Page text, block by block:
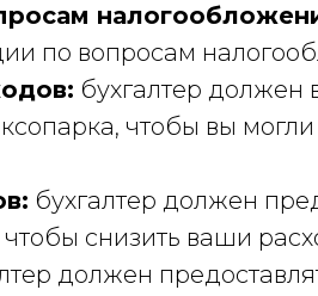
по вопросам
бухгалтер должен
чтобы вы
бухгалтер должен
снизить ваши
должен